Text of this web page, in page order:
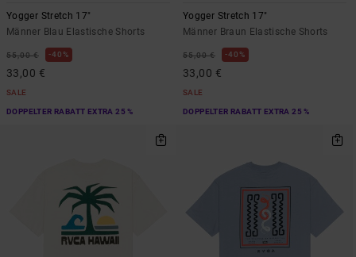
Yogger Stretch 17"
Männer Blau Elastische Shorts
55,00 € 40%
33,00 €
SALE
DOPPELTER RABATT EXTRA 25 %
Yogger Stretch 17"
Männer Braun Elastische Shorts
55,00 € 40%
33,00 €
SALE
DOPPELTER RABATT EXTRA 25 %